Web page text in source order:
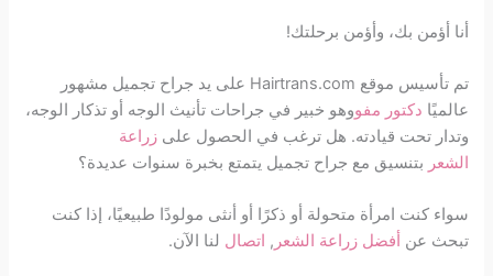
أنا أؤمن بك، وأؤمن برحلتك!
تم تأسيس موقع Hairtrans.com على يد جراح تجميل مشهور
عالميًا دكتور مفووهو خبير في جراحات تأنيث الوجه أو تذكار الوجه،
وتدار تحت قيادته. هل ترغب في الحصول علىزراعة
الشعر بتنسيق مع جراح تجميل يتمتع بخبرة سنوات عديدة؟
سواء كنت امرأة متحولة أو ذكرًا أو أنثى مولودًا طبيعيًا، إذا كنت
تبحث عن أفضل زراعة الشعر , اتصال لنا الآن.